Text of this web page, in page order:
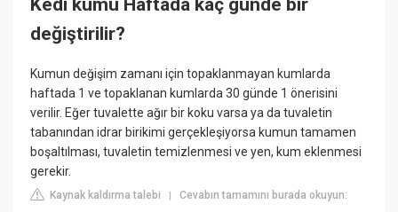
Kedi kumu Haftada kaç günde bir
değiştirilir?
Kumun değişim zamanı için topaklanmayan kumlarda
haftada 1 ve topaklanan kumlarda 30 günde 1 önerisini
verilir. Eğer tuvalette ağır bir koku varsa ya da tuvaletin
tabanından idrar birikimi gerçekleşiyorsa kumun tamamen
boşaltılması, tuvaletin temizlenmesi ve yen, kum eklenmesi
gerekir.
Kaynak kaldırma talebi |Cevabın tamamını burada okuyun: